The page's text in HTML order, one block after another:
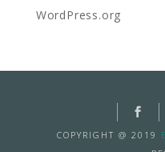
WordPress.org
COPYRIGHT @ 2019